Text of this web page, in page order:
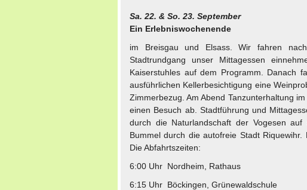
Sa. 22. & So. 23. September
Ein Erlebniswochenende
im Breisgau und Elsass. Wir fahren
Stadtrundgang unser Mittagessen
Kaiserstuhles auf dem Programm. Danach
ausführlichen Kellerbesichtigung eine
Zimmerbezug. Am Abend Tanzunterhaltung
einen Besuch ab. Stadtführung und
durch die Naturlandschaft der Vogesen
Bummel durch die autofreie Stadt
Die Abfahrtszeiten:
6:00 Uhr Nordheim, Rathaus
6:15 Uhr Böckingen, Grünewaldschule